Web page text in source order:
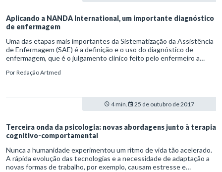
Aplicando a NANDA International, um importante diagnóstico
de enfermagem
Uma das etapas mais importantes da Sistematização da Assistência
de Enfermagem (SAE) é a definição e o uso do diagnóstico de
enfermagem, que é o julgamento clínico feito pelo enfermeiro a
problemas de saúde. É a base para a estruturação da assistência.
PorRedação Artmed
4 min. 25 de outubro de 2017
Terceira onda da psicologia: novas abordagens junto à terapia
cognitivo-comportamental
Nunca a humanidade experimentou um ritmo de vida tão acelerado.
A rápida evolução das tecnologias e a necessidade de adaptação a
novas formas de trabalho, por exemplo, causam estresse e